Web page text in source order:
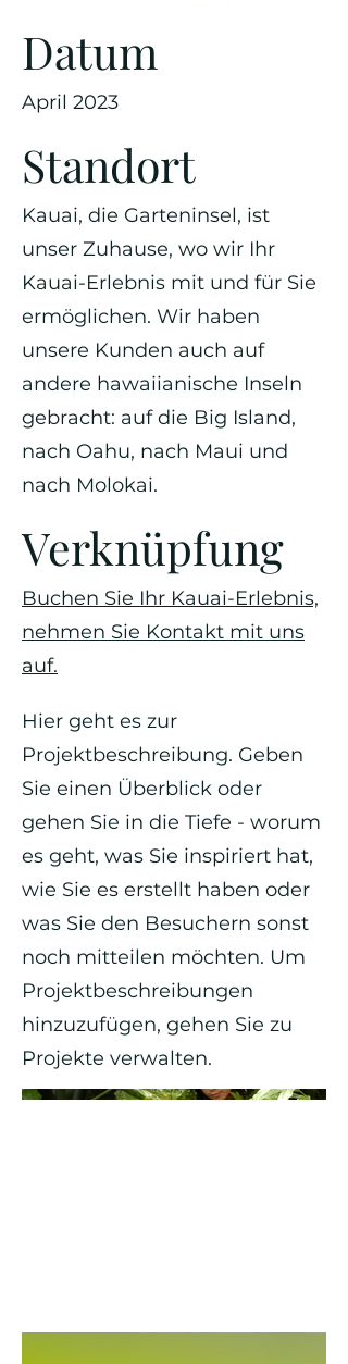
Datum
April 2023
Standort
Kauai, die Garteninsel, ist
unser Zuhause, wo wir Ihr
Kauai-Erlebnis mit und für Sie
ermöglichen. Wir haben
unsere Kunden auch auf
andere hawaiianische Inseln
gebracht: auf die Big Island,
nach Oahu, nach Maui und
nach Molokai.
Verknüpfung
Buchen Sie Ihr Kauai-Erlebnis,
nehmen Sie Kontakt mit uns
auf.
Hier geht es zur
Projektbeschreibung. Geben
Sie einen Überblick oder
gehen Sie in die Tiefe - worum
es geht, was Sie inspiriert hat,
wie Sie es erstellt haben oder
was Sie den Besuchern sonst
noch mitteilen möchten. Um
Projektbeschreibungen
hinzuzufügen, gehen Sie zu
Projekte verwalten.